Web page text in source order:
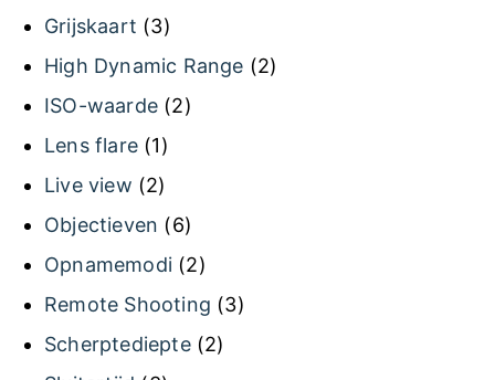
Grijskaart (3)
High Dynamic Range (2)
ISO-waarde (2)
Lens flare (1)
Live view (2)
Objectieven (6)
Opnamemodi (2)
Remote Shooting (3)
Scherptediepte(2)